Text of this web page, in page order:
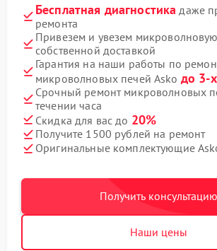
Бесплатная диагностика даже
ремонта
Привезем и увезем
собственной доставкой
Гарантия на наши работы по
микроволновых печей Asko до 3-
Срочный ремонт микроволновых
течении часа
Скидка для вас до 20%
Получите 1500 рублей на ремонт
Оригинальные комплектующие
Получить консультацию
Наши цены